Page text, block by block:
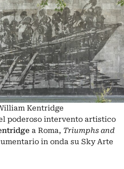
Kentridge
poderoso intervento artistico
a Roma, Triumphs and
in onda su Sky Arte